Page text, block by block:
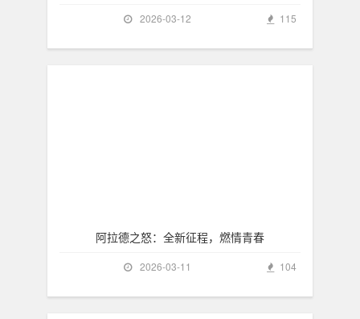
2026-03-12 115
阿拉德之怒：全新征程，燃情青春
2026-03-11 104